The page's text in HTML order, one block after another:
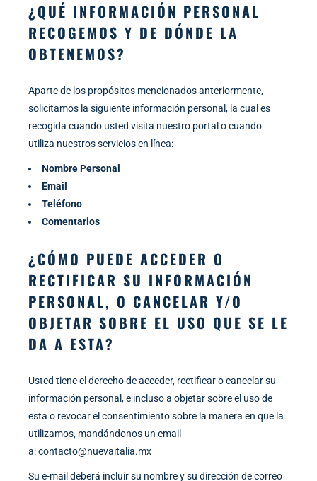
¿QUÉ INFORMACIÓN PERSONAL
RECOGEMOS Y DE DÓNDE LA
OBTENEMOS?
Aparte de los propósitos mencionados anteriormente,
solicitamos la siguiente información personal, la cual es
recogida cuando usted visita nuestro portal o cuando
utiliza nuestros servicios en línea:
Nombre Personal
Email
Teléfono
Comentarios
¿CÓMO PUEDE ACCEDER O
RECTIFICAR SU INFORMACIÓN
PERSONAL, O CANCELAR Y/O
OBJETAR SOBRE EL USO QUE SE LE
DA A ESTA?
Usted tiene el derecho de acceder, rectificar o cancelar su
información personal, e incluso a objetar sobre el uso de
esta o revocar el consentimiento sobre la manera en que la
utilizamos, mandándonos un email
a:contacto@nuevaitalia.mx
Su e-mail deberá incluir su nombre y su dirección de correo